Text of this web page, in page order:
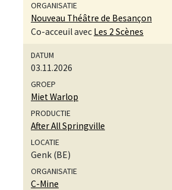
Nouveau Théâtre de Besançon
Co-acceuil avec Les 2 Scènes
03.11.2026
Miet Warlop
After All Springville
Genk (BE)
C-Mine